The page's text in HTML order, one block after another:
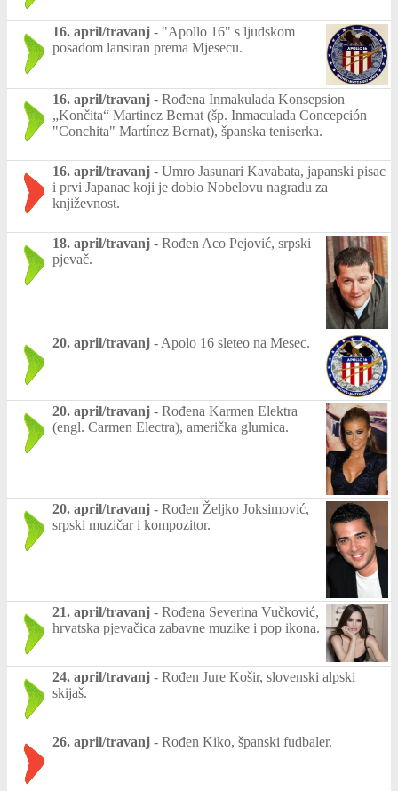
16. april/travanj - "Apollo 16" s ljudskom
posadom lansiran prema Mjesecu.
16. april/travanj - Rođena Inmakulada Konsepsion
„Končita“ Martinez Bernat (šp. Inmaculada Concepción
"Conchita" Martínez Bernat), španska teniserka.
16. april/travanj - Umro Jasunari Kavabata, japanski pisac
i prvi Japanac koji je dobio Nobelovu nagradu za
književnost.
18. april/travanj - Rođen Aco Pejović, srpski
pjevač.
20. april/travanj - Apolo 16 sleteo na Mesec.
20. april/travanj - Rođena Karmen Elektra
(engl. Carmen Electra), američka glumica.
20. april/travanj - Rođen Željko Joksimović,
srpski muzičar i kompozitor.
21. april/travanj - Rođena Severina Vučković,
hrvatska pjevačica zabavne muzike i pop ikona.
24. april/travanj - Rođen Jure Košir, slovenski alpski
skijaš.
26. april/travanj - Rođen Kiko, španski fudbaler.